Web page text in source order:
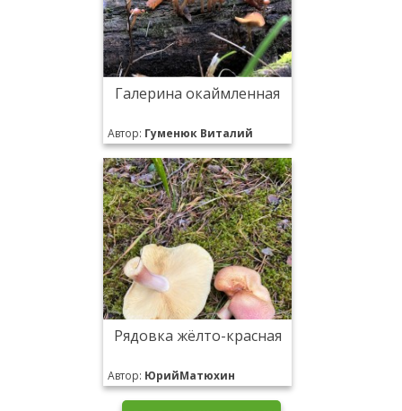
Галерина окаймленная
Автор: Гуменюк Виталий
Рядовка жёлто-красная
Автор: ЮрийМатюхин